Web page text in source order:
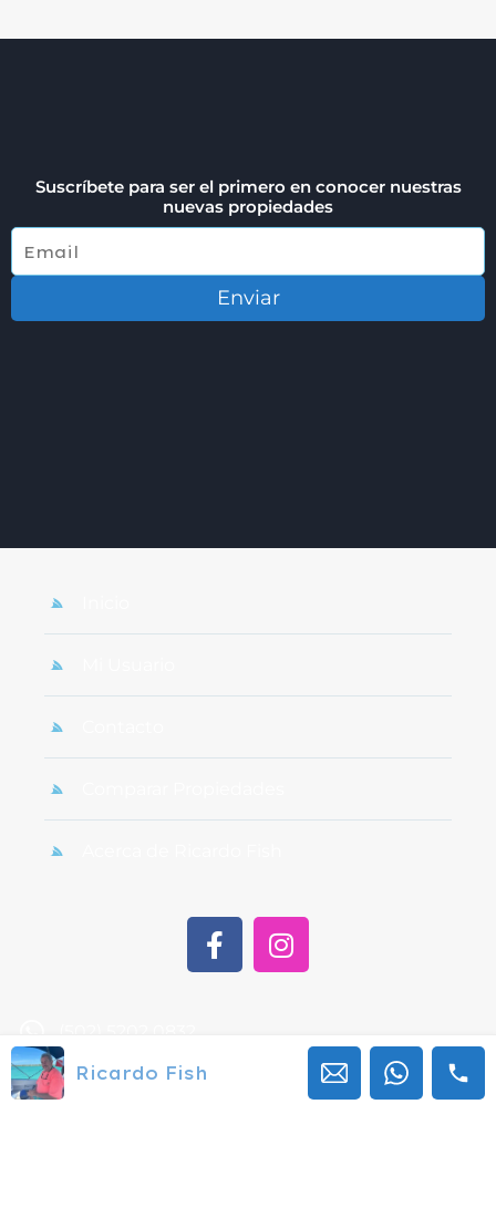
Suscríbete para ser el primero en conocer nuestras
nuevas propiedades
Enviar
ricardo.maza@ricardofish.com
Ricardo Fish